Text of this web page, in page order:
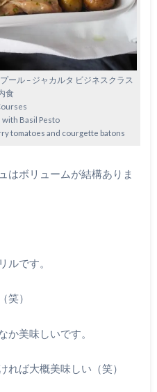
ール – ジャカルタ ビジネスクラス
食
Basil Pesto
tomatoes and courgette batons
はボリュームが結構ありま
ルです。
笑）
か美味しいです。
れば大概美味しい（笑）